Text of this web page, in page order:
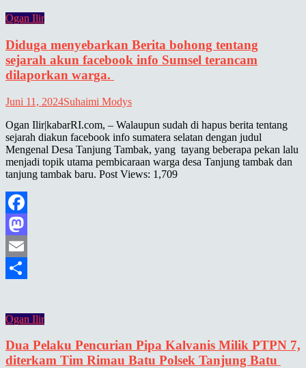
Ogan Ilir
Diduga menyebarkan Berita bohong tentang
sejarah akun facebook info Sumsel terancam
dilaporkan warga.
Juni 11, 2024Suhaimi Modys
Ogan Ilir|kabarRI.com, – Walaupun sudah di hapus berita tentang
sejarah diakun facebook info sumatera selatan dengan judul
Mengenal Desa Tanjung Tambak, yang tayang beberapa pekan lalu
menjadi topik utama pembicaraan warga desa Tanjung tambak dan
tanjung tambak baru. Post Views: 1,709
Facebook
Mastodon
Email
Ogan Ilir
Dua Pelaku Pencurian Pipa Kalvanis Milik PTPN 7,
diterkam Tim Rimau Batu Polsek Tanjung Batu